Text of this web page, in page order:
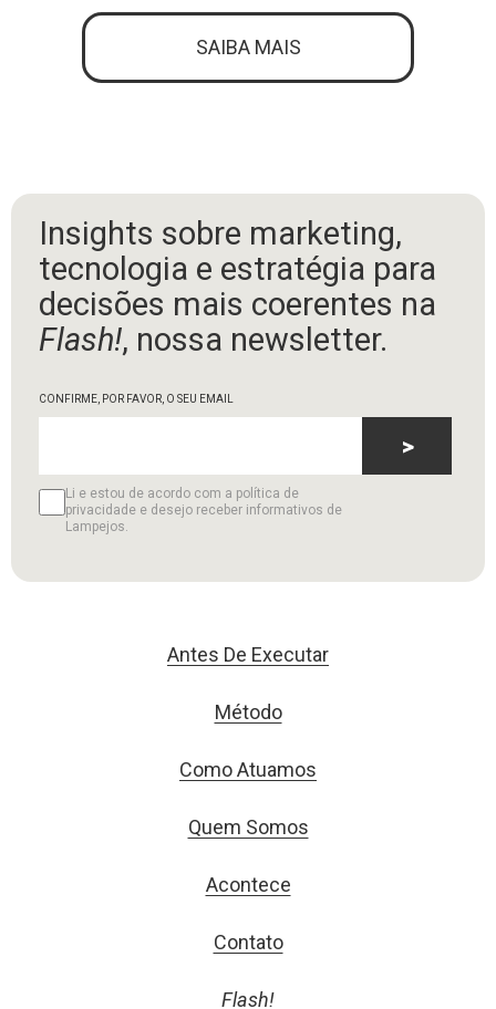
SAIBA MAIS
Insights sobre marketing,
tecnologia e estratégia para
decisões mais coerentes na
Flash!, nossa newsletter.
CONFIRME, POR FAVOR, O SEU EMAIL
Li e estou de acordo com a política de
privacidade e desejo receber informativos de
Lampejos.
>
Antes De Executar
Método
Como Atuamos
Quem Somos
Acontece
Contato
Flash!